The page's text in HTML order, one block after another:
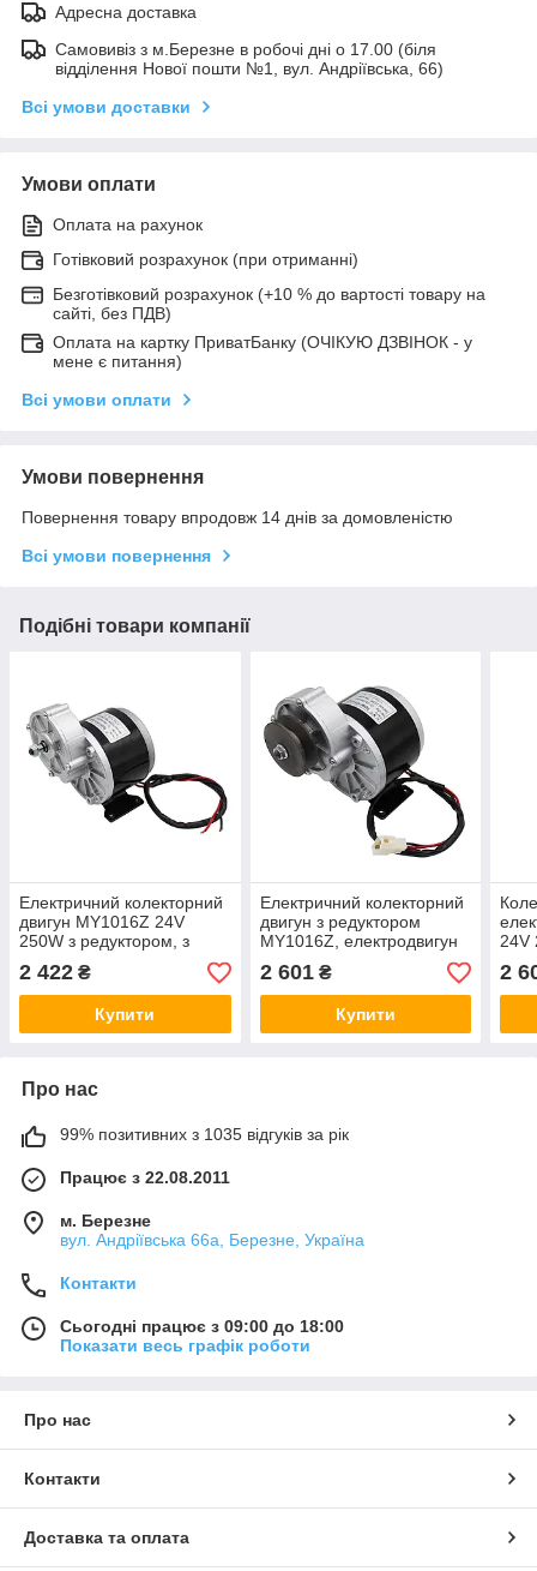
Адресна доставка
Самовивіз з м.Березне в робочі дні о 17.00 (біля
відділення Нової пошти №1, вул. Андріївська, 66)
Всі умови доставки
Умови оплати
Оплата на рахунок
Готівковий розрахунок (при отриманні)
Безготівковий розрахунок (+10 % до вартості товару на
сайті, без ПДВ)
Оплата на картку ПриватБанку (ОЧІКУЮ ДЗВІНОК - у
мене є питання)
Всі умови оплати
Умови повернення
Повернення товару впродовж 14 днів за домовленістю
Всі умови повернення
Подібні товари компанії
Електричний колекторний
двигун MY1016Z 24V
250W з редуктором, з
ніжками, короткий вал
2 422 ₴
Купити
Електричний колекторний
двигун з редуктором
MY1016Z, електродвигун
24V 250W з ніжками,
довгий вал, зі шківом +
роз'єм
2 601₴
Купити
24V
без
2
Про нас
99% позитивних з 1035 відгуків за рік
Працює з 22.08.2011
м. Березне
вул. Андріївська 66а, Березне, Україна
Контакти
Сьогодні працює з 09:00 до 18:00
Показати весь графік роботи
Про нас
Контакти
Доставка та оплата